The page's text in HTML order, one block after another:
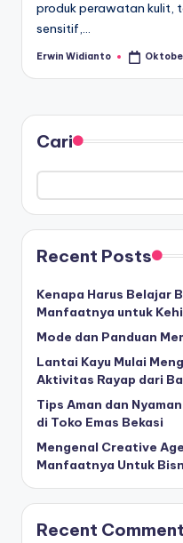
produk perawatan kulit,
sensitif,…
Posted
Erwin Widianto
Cari
Recent Posts
Kenapa Harus Belajar
Manfaatnya untuk
Mode dan Panduan
Lantai Kayu Mulai
Aktivitas Rayap dari
Tips Aman dan
di Toko Emas Bekasi
Mengenal Creative
Manfaatnya Untuk
Recent